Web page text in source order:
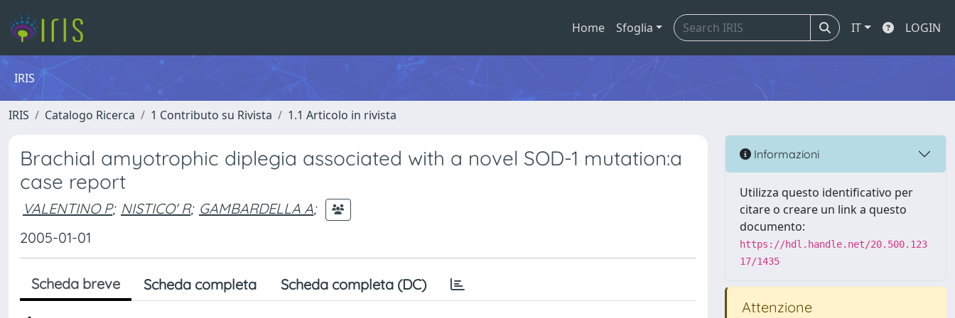
Home Sfoglia IT LOGIN
IRIS
IRIS Catalogo Ricerca 1 Contributo su Rivista 1.1 Articolo in rivista
Brachial amyotrophic diplegia associated with a novel SOD-1 mutation:a
case report
VALENTINO P; NISTICO' R; GAMBARDELLA A;
2005-01-01
Scheda breve Scheda completa Scheda completa (DC)
Informazioni
Utilizza questo identificativo per
citare o creare un link a questo
documento:
https://hdl.handle.net/20.500.123
17/1435
Attenzione